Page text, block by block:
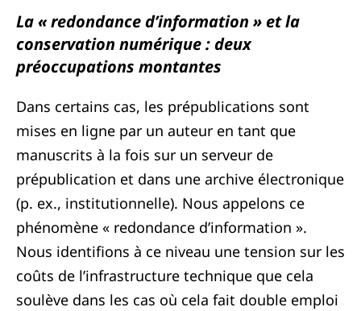
La « redondance d’information » et la
conservation numérique : deux
préoccupations montantes
Dans certains cas, les prépublications sont
mises en ligne par un auteur en tant que
manuscrits à la fois sur un serveur de
prépublication et dans une archive électronique
(p. ex., institutionnelle). Nous appelons ce
phénomène « redondance d’information ».
Nous identifions à ce niveau une tension sur les
coûts de l’infrastructure technique que cela
soulève dans les cas où cela fait double emploi